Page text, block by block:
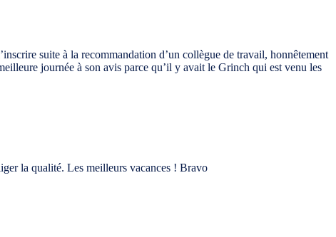
suite à la recommandation d’un collègue de travail, honnêtement
journée à son avis parce qu’il y avait le Grinch qui est venu les
la qualité. Les meilleurs vacances ! Bravo